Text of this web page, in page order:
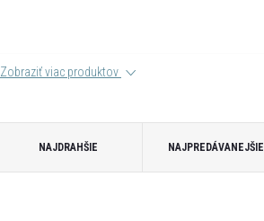
Zobraziť viac produktov
NAJDRAHŠIE NAJPREDÁVANEJŠIE